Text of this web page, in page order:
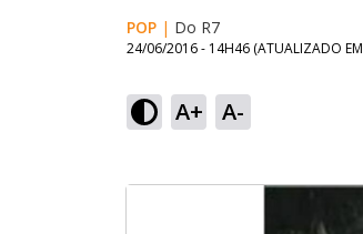
POP | Do R7
24/06/2016 - 14H46 (ATUALIZADO EM
A+ A-